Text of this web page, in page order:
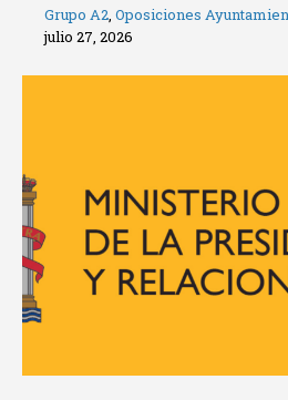
Grupo A2, Oposiciones
julio 27, 2026